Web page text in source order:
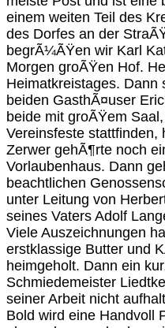
einem weiten Teil des
des Dorfes an der
begrÃ¼ÃŸen wir Karl
Morgen groÃŸen Hof.
Heimatkreistages. Dann
beiden GasthÃ¤user
beide mit groÃŸem
Vereinsfeste stattfinden,
Zerwer gehÃ¶rte noch
Vorlaubenhaus. Dann
beachtlichen
unter Leitung von
seines Vaters Adolf
Viele Auszeichnungen
erstklassige Butter und
heimgeholt. Dann ein
Schmiedemeister
seiner Arbeit nicht
Bold wird eine Handvoll